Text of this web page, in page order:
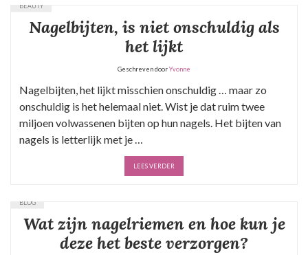
BEAUTY
Nagelbijten, is niet onschuldig als
het lijkt
Geschreven doorYvonne
Nagelbijten, het lijkt misschien onschuldig … maar zo
onschuldig is het helemaal niet. Wist je dat ruim twee
miljoen volwassenen bijten op hun nagels. Het bijten van
nagels is letterlijk met je …
LEES VERDER
BLOG
Wat zijn nagelriemen en hoe kun je
deze het beste verzorgen?